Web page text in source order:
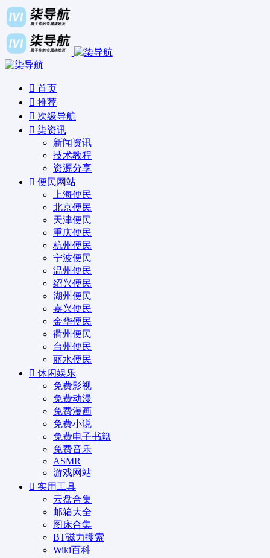
首页
推荐
次级导航
柒资讯
新闻资讯
技术教程
资源分享
便民网站
上海便民
北京便民
天津便民
重庆便民
杭州便民
宁波便民
温州便民
绍兴便民
湖州便民
嘉兴便民
金华便民
衢州便民
台州便民
丽水便民
休闲娱乐
免费影视
免费动漫
免费漫画
免费小说
免费电子书籍
免费音乐
ASMR
游戏网站
实用工具
云盘合集
邮箱大全
图床合集
BT磁力搜索
Wiki百科